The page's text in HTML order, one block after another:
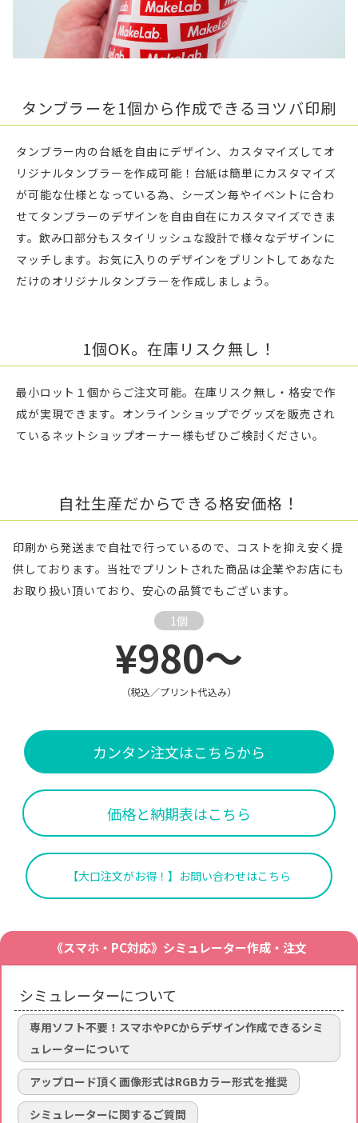
タンブラーを1個から作成できるヨツバ印刷
タンブラー内の台紙を自由にデザイン、カスタマイズしてオ
リジナルタンブラーを作成可能！台紙は簡単にカスタマイズ
が可能な仕様となっている為、シーズン毎やイベントに合わ
せてタンブラーのデザインを自由自在にカスタマイズできま
す。飲み口部分もスタイリッシュな設計で様々なデザインに
マッチします。お気に入りのデザインをプリントしてあなた
だけのオリジナルタンブラーを作成しましょう。
1個OK。在庫リスク無し！
最小ロット１個からご注文可能。在庫リスク無し・格安で作
成が実現できます。オンラインショップでグッズを販売され
ているネットショップオーナー様もぜひご検討ください。
自社生産だからできる格安価格！
印刷から発送まで自社で行っているので、コストを抑え安く提
供しております。当社でプリントされた商品は企業やお店にも
お取り扱い頂いており、安心の品質でもございます。
1個
¥980～
（税込／プリント代込み）
カンタン注文はこちらから
価格と納期表はこちら
【大口注文がお得！】お問い合わせはこちら
《スマホ・PC対応》シミュレーター作成・注文
シミュレーターについて
専用ソフト不要！スマホやPCからデザイン作成できるシミ
ュレーターについて
アップロード頂く画像形式はRGBカラー形式を推奨
シミュレーターに関するご質問